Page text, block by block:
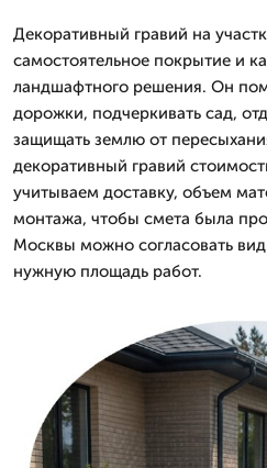
Декоративный гравий на
самостоятельное покрытие и
ландшафтного решения. Он
дорожки, подчеркивать сад,
защищать землю от
декоративный гравий
учитываем доставку, объем
монтажа, чтобы смета была
Москвы можно согласовать
нужную площадь работ.